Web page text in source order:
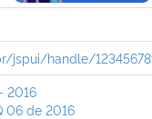
jspui/handle/
2016
06 de 2016